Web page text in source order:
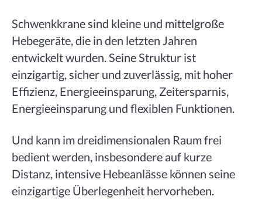
Schwenkkrane sind kleine und mittelgroße
Hebegeräte, die in den letzten Jahren
entwickelt wurden. Seine Struktur ist
einzigartig, sicher und zuverlässig, mit hoher
Effizienz, Energieeinsparung, Zeitersparnis,
Energieeinsparung und flexiblen Funktionen.
Und kann im dreidimensionalen Raum frei
bedient werden, insbesondere auf kurze
Distanz, intensive Hebeanlässe können seine
einzigartige Überlegenheit hervorheben.